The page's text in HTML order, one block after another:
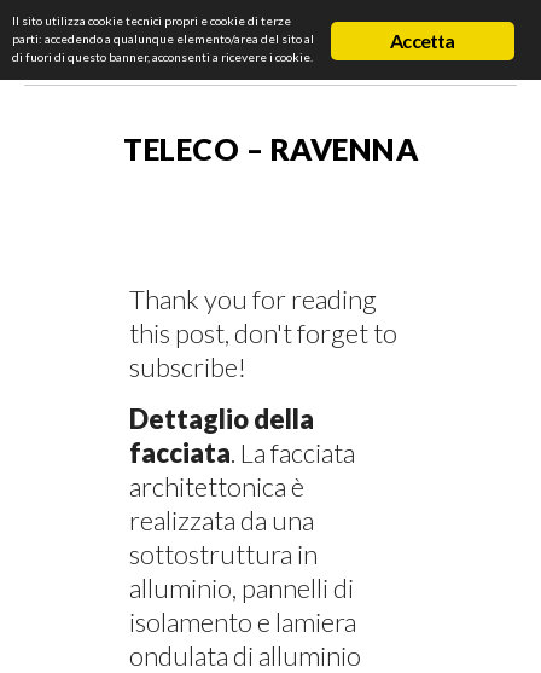
TELECO – RAVENNA
Thank you for reading
this post, don't forget to
subscribe!
Dettaglio della
facciata. La facciata
architettonica è
realizzata da una
sottostruttura in
alluminio, pannelli di
isolamento e lamiera
ondulata di alluminio
Accetta
Il sito utilizza cookie tecnici propri e cookie di terze
parti: accedendo a qualunque elemento/area del sito al
di fuori di questo banner, acconsenti a ricevere i cookie.